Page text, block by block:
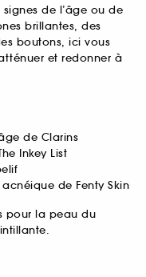
de l’âge ou de
brillantes, des
boutons, ici vous
et redonner à
de Clarins
Inkey List
de Fenty Skin
pour la peau du